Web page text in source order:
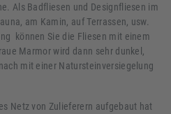
Als Badfliesen und Designfliesen im
am Kamin, auf Terrassen, usw.
können Sie die Fliesen mit einem
Marmor wird dann sehr dunkel,
mit einer Natursteinversiegelung
Netz von Zulieferern aufgebaut hat